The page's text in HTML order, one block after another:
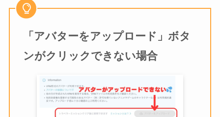
「アバターをアップロード」ボタ
ンがクリックできない場合